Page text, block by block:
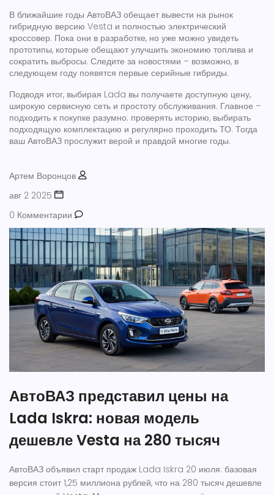
В ближайшие годы АвтоВАЗ обещает вывести на рынок
гибридную версию Vesta и полностью электрический
кроссовер. Пока они в разработке, но уже можно увидеть
прототипы, которые обещают улучшить экономию топлива и
сократить выбросы. Следите за новостями – возможно, в
следующем году появятся первые серийные гибриды.
Подводя итог, выбирая Lada вы получаете доступную цену,
широкую сервисную сеть и простоту обслуживания. Главное –
подходить к покупке разумно: проверять историю, выбирать
подходящую комплектацию и регулярно проходить ТО. Тогда
ваш АвтоВАЗ прослужит верой и правдой многие годы.
Артем Воронцов
авг 2 2025
0 Комментарии
АвтоВАЗ представил цены на
Lada Iskra: новая модель
дешевле Vesta на 280 тысяч
АвтоВАЗ объявил старт продаж Lada Iskra 20 июля: базовая
версия стоит 1,25 миллиона рублей, что на 280 тысяч дешевле